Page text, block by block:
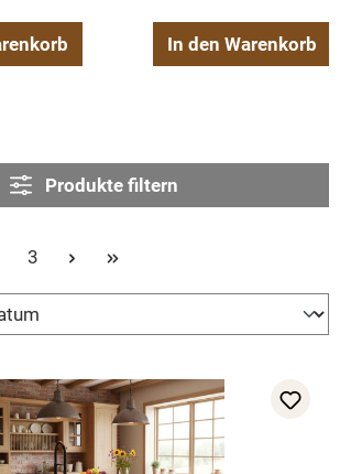
In den Warenkorb
Produkte filtern
Seite
3